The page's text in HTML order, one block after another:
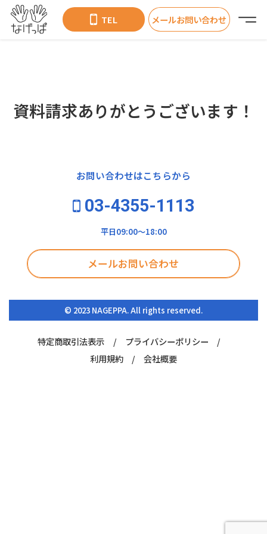
TEL メールお問い合わせ
資料請求ありがとうございます！
お問い合わせはこちらから
03-4355-1113
平日09:00〜18:00
メールお問い合わせ
© 2023 NAGEPPA. All rights reserved.
特定商取引法表示
プライバシーポリシー
利用規約
会社概要